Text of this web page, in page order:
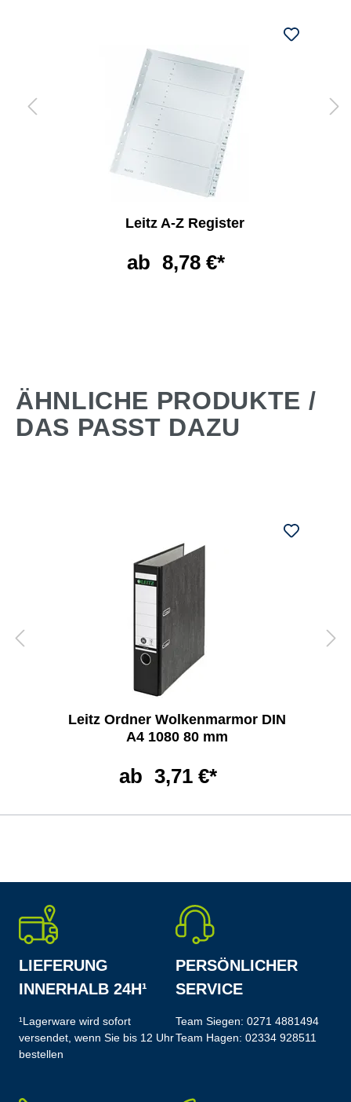
Leitz A-Z Register
ab 8,78 €*
ÄHNLICHE PRODUKTE /
DAS PASST DAZU
Leitz Ordner Wolkenmarmor DIN
A4 1080 80 mm
ab 3,71 €*
LIEFERUNG
INNERHALB 24H¹
¹Lagerware wird sofort
versendet, wenn Sie bis 12 Uhr
bestellen
PERSÖNLICHER
SERVICE
Team Siegen: 0271 4881494
Team Hagen: 02334 928511